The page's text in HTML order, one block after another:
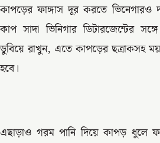
কাপড়ের ফাঙ্গাস দূর করতে
কাপ সাদা ভিনিগার ডিটারজেন্টের
ডুবিয়ে রাখুন, এতে কাপড়ের ছত্রাকসহ
হবে।
এছাড়াও গরম পানি দিয়ে কাপড় ধুলে